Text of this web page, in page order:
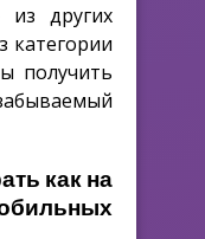
из других
категории
получить
как на